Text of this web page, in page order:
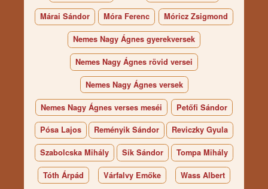
Márai Sándor Móra Ferenc Móricz Zsigmond
Nemes Nagy Ágnes gyerekversek
Nemes Nagy Ágnes rövid versei
Nemes Nagy Ágnes versek
Nemes Nagy Ágnes verses meséi Petőfi Sándor
Pósa Lajos Reményik Sándor Reviczky Gyula
Szabolcska Mihály Sík Sándor Tompa Mihály
Tóth Árpád Várfalvy Emőke Wass Albert